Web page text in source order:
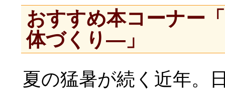
おすすめ本コーナー
体づくり―」
夏の猛暑が続く近年。